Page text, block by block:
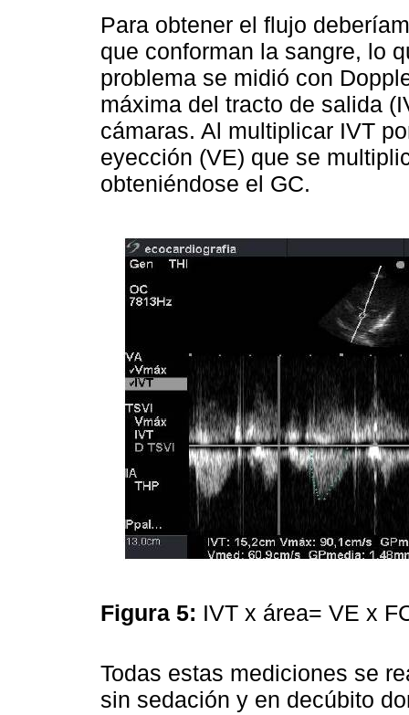
Para obtener el flujo
que conforman la sangre, lo
problema se midió con
máxima del tracto de salida
cámaras. Al multiplicar IVT
eyección (VE) que se
obteniéndose el GC.
Figura 5: IVT x área= VE x
Todas estas mediciones se
sin sedación y en decúbito